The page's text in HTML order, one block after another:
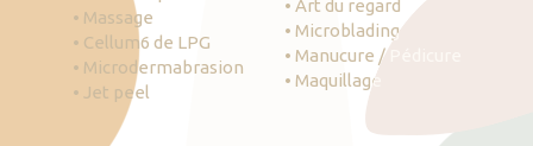
• Massage
• Cellum6 de LPG
• Microdermabrasion
• Jet peel
• Art du regard
• Microblading
• Manucure / Pédicure
• Maquillage